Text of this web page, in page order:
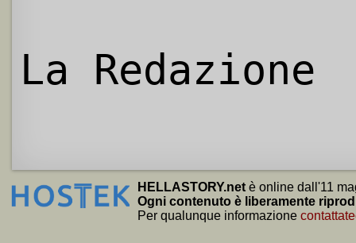
La Redazione
HELLASTORY.net è online dall'11
Ogni contenuto è liberamente
Per qualunque informazione